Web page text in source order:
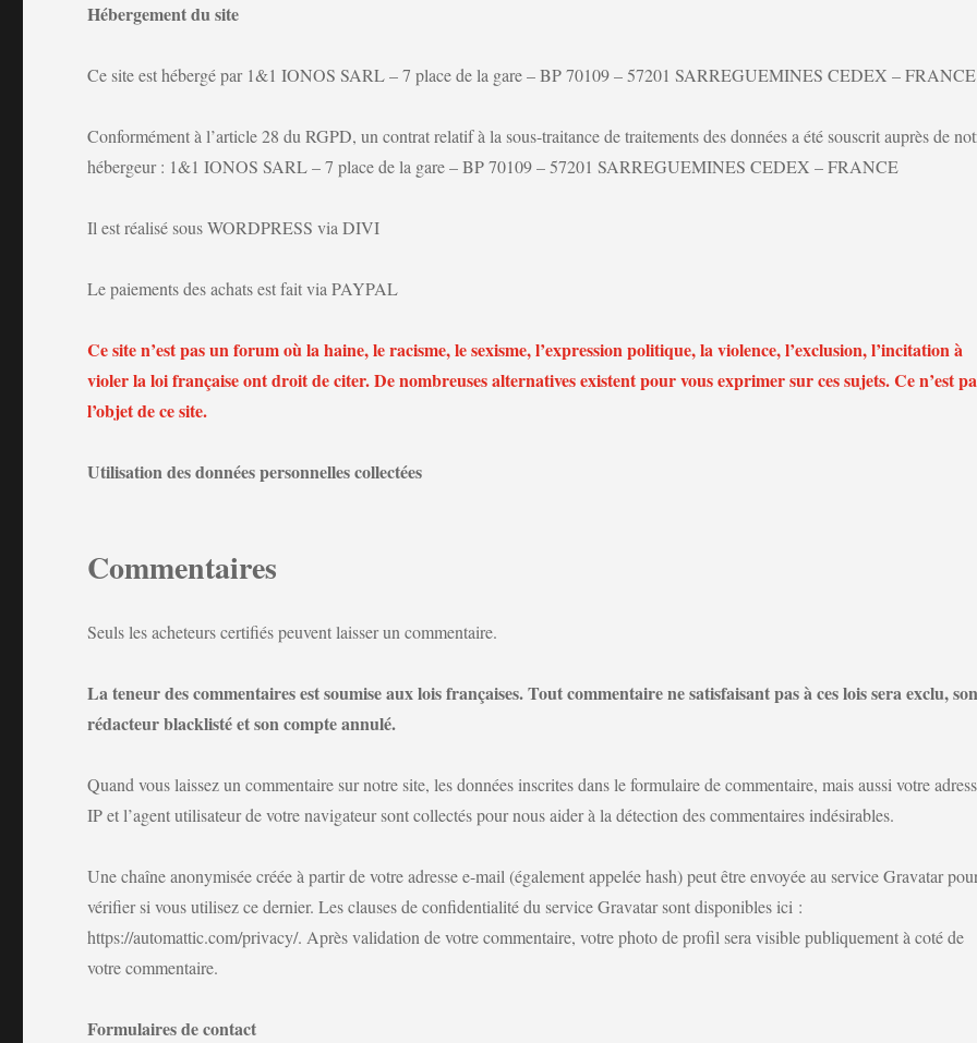
Hébergement du site
Ce site est hébergé par 1&1 IONOS SARL – 7 place de la gare – BP 70109 – 57201 SARREGUEMINES CEDEX – FRANCE
Conformément à l’article 28 du RGPD, un contrat relatif à la sous-traitance de traitements des données a été souscrit auprès de
hébergeur : 1&1 IONOS SARL – 7 place de la gare – BP 70109 – 57201 SARREGUEMINES CEDEX – FRANCE
Il est réalisé sous WORDPRESS via DIVI
Le paiements des achats est fait via PAYPAL
Ce site n’est pas un forum où la haine, le racisme, le sexisme, l’expression politique, la violence, l’exclusion, l’incitation à
violer la loi française ont droit de citer. De nombreuses alternatives existent pour vous exprimer sur ces sujets. Ce n’est
l’objet de ce site.
Utilisation des données personnelles collectées
Commentaires
Seuls les acheteurs certifiés peuvent laisser un commentaire.
La teneur des commentaires est soumise aux lois françaises. Tout commentaire ne satisfaisant pas à ces lois sera exclu,
rédacteur blacklisté et son compte annulé.
Quand vous laissez un commentaire sur notre site, les données inscrites dans le formulaire de commentaire, mais aussi votre
IP et l’agent utilisateur de votre navigateur sont collectés pour nous aider à la détection des commentaires indésirables.
Une chaîne anonymisée créée à partir de votre adresse e-mail (également appelée hash) peut être envoyée au service Gravatar
vérifier si vous utilisez ce dernier. Les clauses de confidentialité du service Gravatar sont disponibles ici :
https://automattic.com/privacy/. Après validation de votre commentaire, votre photo de profil sera visible publiquement à coté de
votre commentaire.
Formulaires de contact